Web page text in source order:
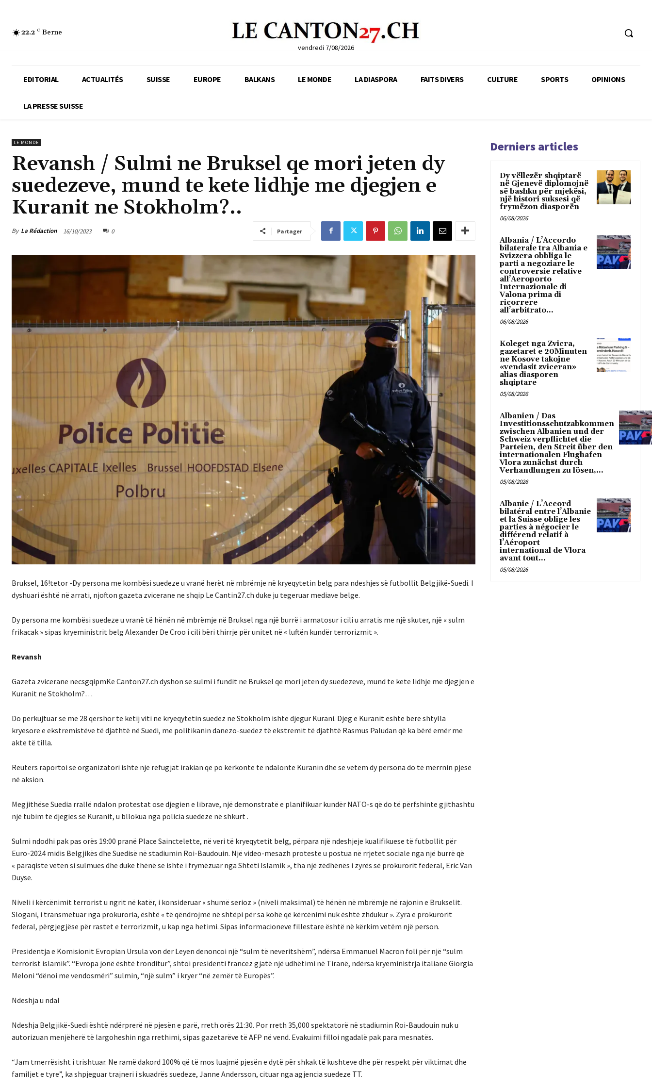
22.2 C Berne
vendredi 7/08/2026
EDITORIAL ACTUALITÉS SUISSE EUROPE BALKANS LE MONDE LA DIASPORA FAITS DIVERS CULTURE SPORTS OPINIONS
LA PRESSE SUISSE
LE MONDE
Revansh / Sulmi ne Bruksel qe mori jeten dy
suedezeve, mund te kete lidhje me djegjen e
Kuranit ne Stokholm?..
By La Rédaction 16/10/2023 0 Partager
Bruksel, 16!tetor -Dy persona me kombësi suedeze u vranë herët në mbrëmje në kryeqytetin belg para ndeshjes së futbollit Belgjikë-Suedi. I
dyshuari është në arrati, njofton gazeta zvicerane ne shqip Le Cantin27.ch duke ju tegeruar mediave belge.
Dy persona me kombësi suedeze u vranë të hënën në mbrëmje në Bruksel nga një burrë i armatosur i cili u arratis me një skuter, një « sulm
frikacak » sipas kryeministrit belg Alexander De Croo i cili bëri thirrje për unitet në « luftën kundër terrorizmit ».
Revansh
Gazeta zvicerane necsgqipmKe Canton27.ch dyshon se sulmi i fundit ne Bruksel qe mori jeten dy suedezeve, mund te kete lidhje me djegjen e
Kuranit ne Stokholm?…
Do perkujtuar se me 28 qershor te ketij viti ne kryeqytetin suedez ne Stokholm ishte djegur Kurani. Djeg e Kuranit është bërë shtylla
kryesore e ekstremistëve të djathtë në Suedi, me politikanin danezo-suedez të ekstremit të djathtë Rasmus Paludan që ka bërë emër me
akte të tilla.
Reuters raportoi se organizatori ishte një refugjat irakian që po kërkonte të ndalonte Kuranin dhe se vetëm dy persona do të merrnin pjesë
në aksion.
Megjithëse Suedia rrallë ndalon protestat ose djegien e librave, një demonstratë e planifikuar kundër NATO-s që do të përfshinte gjithashtu
një tubim të djegies së Kuranit, u bllokua nga policia suedeze në shkurt .
Sulmi ndodhi pak pas orës 19:00 pranë Place Sainctelette, në veri të kryeqytetit belg, përpara një ndeshjeje kualifikuese të futbollit për
Euro-2024 midis Belgjikës dhe Suedisë në stadiumin Roi-Baudouin. Një video-mesazh proteste u postua në rrjetet sociale nga një burrë që
« paraqiste veten si sulmues dhe duke thënë se ishte i frymëzuar nga Shteti Islamik », tha një zëdhënës i zyrës së prokurorit federal, Eric Van
Duyse.
Niveli i kërcënimit terrorist u ngrit në katër, i konsideruar « shumë serioz » (niveli maksimal) të hënën në mbrëmje në rajonin e Brukselit.
Slogani, i transmetuar nga prokuroria, është « të qëndrojmë në shtëpi për sa kohë që kërcënimi nuk është zhdukur ». Zyra e prokurorit
federal, përgjegjëse për rastet e terrorizmit, u kap nga hetimi. Sipas informacioneve fillestare është në kërkim vetëm një person.
Presidentja e Komisionit Evropian Ursula von der Leyen denoncoi një “sulm të neveritshëm”, ndërsa Emmanuel Macron foli për një “sulm
terrorist islamik”. “Evropa jonë është tronditur”, shtoi presidenti francez gjatë një udhëtimi në Tiranë, ndërsa kryeministrja italiane Giorgia
Meloni “dënoi me vendosmëri” sulmin, “një sulm” i kryer “në zemër të Europës”.
Ndeshja u ndal
Ndeshja Belgjikë-Suedi është ndërprerë në pjesën e parë, rreth orës 21:30. Por rreth 35,000 spektatorë në stadiumin Roi-Baudouin nuk u
autorizuan menjëherë të largoheshin nga rrethimi, sipas gazetarëve të AFP në vend. Evakuimi filloi ngadalë pak para mesnatës.
“Jam tmerrësisht i trishtuar. Ne ramë dakord 100% që të mos luajmë pjesën e dytë për shkak të kushteve dhe për respekt për viktimat dhe
familjet e tyre”, ka shpjeguar trajneri i skuadrës suedeze, Janne Andersson, cituar nga agjencia suedeze TT.
Derniers articles
Dy vëllezër shqiptarë
në Gjenevë diplomojnë
së bashku për mjekësi,
një histori suksesi që
frymëzon diasporën
06/08/2026
Albania / L’Accordo
bilaterale tra Albania e
Svizzera obbliga le
parti a negoziare le
controversie relative
all’Aeroporto
Internazionale di
Valona prima di
ricorrere
all’arbitrato...
06/08/2026
Koleget nga Zvicra,
gazetaret e 20Minuten
ne Kosove takojne
«vendasit zviceran»
alias diasporen
shqiptare
05/08/2026
Albanien / Das
Investitionsschutzabkommen
zwischen Albanien und der
Schweiz verpflichtet die
Parteien, den Streit über den
internationalen Flughafen
Vlora zunächst durch
Verhandlungen zu lösen,...
05/08/2026
Albanie / L’Accord
bilatéral entre l’Albanie
et la Suisse oblige les
parties à négocier le
différend relatif à
l’Aéroport
international de Vlora
avant tout...
05/08/2026